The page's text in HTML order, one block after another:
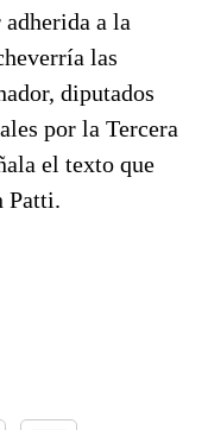
a la
las
diputados
por la Tercera
el texto que
Patti.